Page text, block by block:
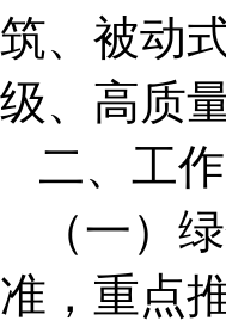
筑、被动
级、高质
二、工
（一）
准，重点